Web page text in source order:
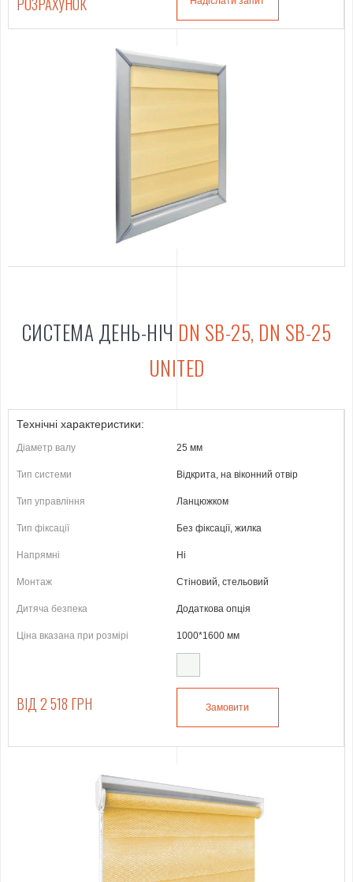
СИСТЕМА ДЕНЬ-НІЧ DN SB-25, DN SB-25
UNITED
Технічні характеристики:
Діаметр валу 25 мм
Тип системи Відкрита, на віконний отвір
Тип управління Ланцюжком
Тип фіксації Без фіксації, жилка
Напрямні Ні
Монтаж Стіновий, стельовий
Дитяча безпека Додаткова опція
Ціна вказана при розмірі 1000*1600 мм
ВІД 2 518 ГРН Замовити